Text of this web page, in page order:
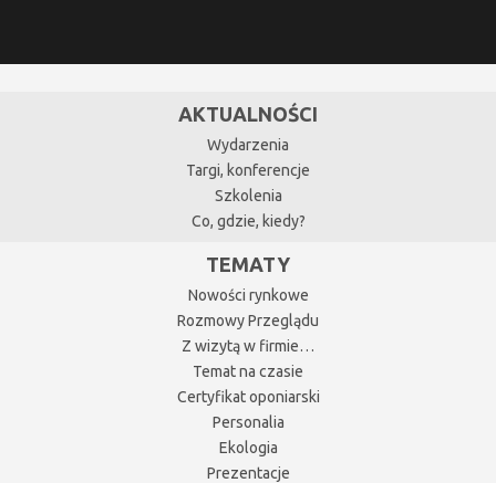
AKTUALNOŚCI
Wydarzenia
Targi, konferencje
Szkolenia
Co, gdzie, kiedy?
TEMATY
Nowości rynkowe
Rozmowy Przeglądu
Z wizytą w firmie…
Temat na czasie
Certyfikat oponiarski
Personalia
Ekologia
Prezentacje